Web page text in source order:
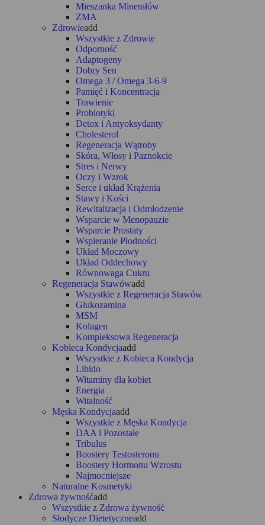
Mieszanka Minerałów
ZMA
Zdrowieadd
Wszystkie z Zdrowie
Odporność
Adaptogeny
Dobry Sen
Omega 3 / Omega 3-6-9
Pamięć i Koncentracja
Trawienie
Probiotyki
Detox i Antyoksydanty
Cholesterol
Regeneracja Wątroby
Skóra, Włosy i Paznokcie
Stres i Nerwy
Oczy i Wzrok
Serce i układ Krążenia
Stawy i Kości
Rewitalizacja i Odmłodzenie
Wsparcie w Menopauzie
Wsparcie Prostaty
Wspieranie Płodności
Układ Moczowy
Układ Oddechowy
Równowaga Cukru
Regeneracja Stawówadd
Wszystkie z Regeneracja Stawów
Glukozamina
MSM
Kolagen
Kompleksowa Regeneracja
Kobieca Kondycjaadd
Wszystkie z Kobieca Kondycja
Libido
Witaminy dla kobiet
Energia
Witalność
Męska Kondycjaadd
Wszystkie z Męska Kondycja
DAA i Pozostałe
Tribulus
Boostery Testosteronu
Boostery Hormonu Wzrostu
Najmocniejsze
Naturalne Kosmetyki
Zdrowa żywnośćadd
Wszystkie z Zdrowa żywność
Słodycze Dietetyczneadd